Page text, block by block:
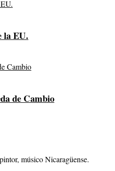
la EU.
de Cambio
músico Nicaragüense.